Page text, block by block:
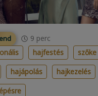
9 perc
hajfestés
hajápolás
hajkezelés